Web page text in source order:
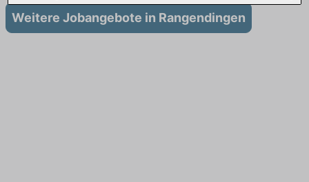
Weitere Jobangebote in Rangendingen